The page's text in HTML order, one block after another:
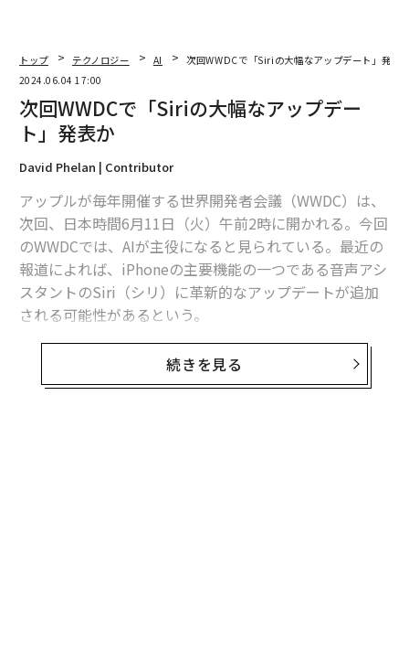
トップ テクノロジー AI
次回WWDCで「Siriの大幅なアップデート」発表
2024.06.04 17:00
次回WWDCで「Siriの大幅なアップデー
ト」発表か
David Phelan | Contributor
アップルが毎年開催する世界開発者会議（WWDC）は、
次回、日本時間6月11日（火）午前2時に開かれる。今回
のWWDCでは、AIが主役になると見られている。最近の
報道によれば、iPhoneの主要機能の一つである音声アシ
スタントのSiri（シリ）に革新的なアップデートが追加
される可能性があるという。
ブルームバーグのマーク・ガーマンによれば、Siriに大
幅な改良が行われ、その内容は非常に優れたものだとい
続きを見る